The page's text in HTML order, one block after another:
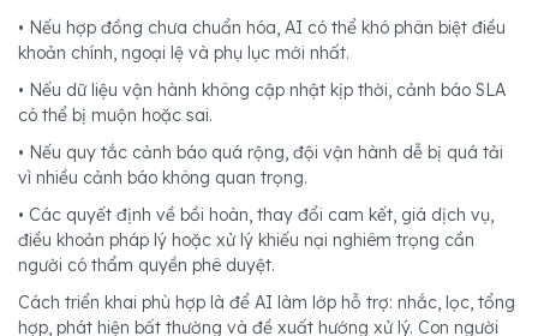
• Nếu hợp đồng chưa chuẩn hóa, AI có thể khó phân biệt điều
khoản chính, ngoại lệ và phụ lục mới nhất.
• Nếu dữ liệu vận hành không cập nhật kịp thời, cảnh báo SLA
có thể bị muộn hoặc sai.
• Nếu quy tắc cảnh báo quá rộng, đội vận hành dễ bị quá tải
vì nhiều cảnh báo không quan trọng.
• Các quyết định về bồi hoàn, thay đổi cam kết, giá dịch vụ,
điều khoản pháp lý hoặc xử lý khiếu nại nghiêm trọng cần
người có thẩm quyền phê duyệt.
Cách triển khai phù hợp là để AI làm lớp hỗ trợ: nhắc, lọc, tổng
hợp, phát hiện bất thường và đề xuất hướng xử lý. Con người